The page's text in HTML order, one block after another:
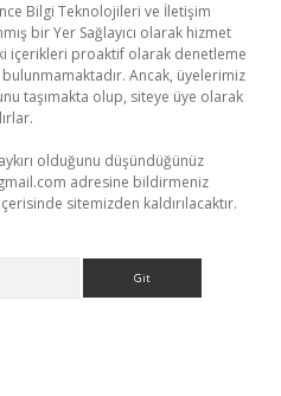
Bilgi Teknolojileri ve İletişim
bir Yer Sağlayıcı olarak hizmet
içerikleri proaktif olarak denetleme
Ancak, üyelerimiz
taşımakta olup, siteye üye olarak
olduğunu düşündüğünüz
adresine bildirmeniz
sitemizden kaldırılacaktır.